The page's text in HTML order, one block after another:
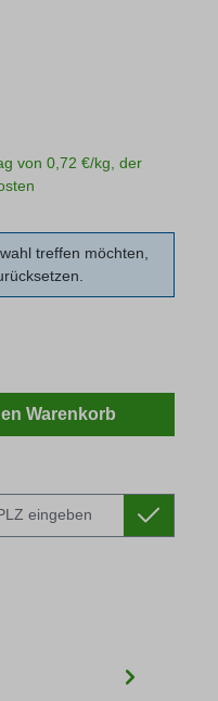
von 0,72 €/kg, der
treffen möchten,
gewünschten
Warenkorb